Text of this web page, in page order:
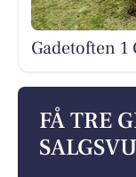
Gadetoften 1
FÅ TRE